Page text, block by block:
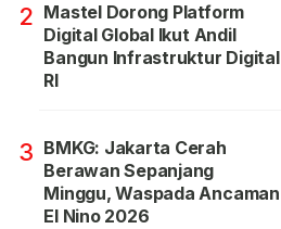
2 Mastel Dorong Platform
Digital Global Ikut Andil
Bangun Infrastruktur Digital
RI
3 BMKG: Jakarta Cerah
Berawan Sepanjang
Minggu, Waspada Ancaman
El Nino 2026